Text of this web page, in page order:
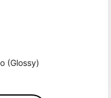
(Glossy)